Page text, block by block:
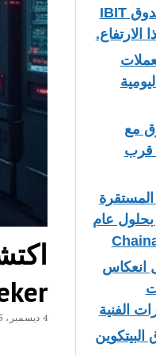
مليون دولار، حيث قاد صندوق IBIT
الارتفاع.
مع
قرب
بحلول عام
انعكاس
الفنية
4 ديسمبر، 2025